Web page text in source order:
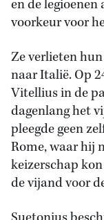
en de
voorkeur voor
Ze verlieten
naar Italië. Op
Vitellius in de
dagenlang het
pleegde geen
Rome, waar hij
keizerschap
de vijand voor